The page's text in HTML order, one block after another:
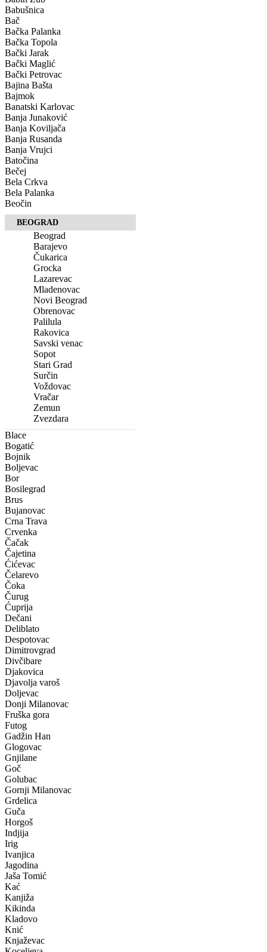
Babušnica
Bač
Bačka Palanka
Bačka Topola
Bački Jarak
Bački Maglić
Bački Petrovac
Bajina Bašta
Bajmok
Banatski Karlovac
Banja Junaković
Banja Koviljača
Banja Rusanda
Banja Vrujci
Batočina
Bečej
Bela Crkva
Bela Palanka
Beočin
BEOGRAD
Beograd
Barajevo
Čukarica
Grocka
Lazarevac
Mladenovac
Novi Beograd
Obrenovac
Palilula
Rakovica
Savski venac
Sopot
Stari Grad
Surčin
Voždovac
Vračar
Zemun
Zvezdara
Blace
Bogatić
Bojnik
Boljevac
Bor
Bosilegrad
Brus
Bujanovac
Crna Trava
Crvenka
Čačak
Čajetina
Ćićevac
Čelarevo
Čoka
Čurug
Ćuprija
Dečani
Deliblato
Despotovac
Dimitrovgrad
Divčibare
Djakovica
Djavolja varoš
Doljevac
Donji Milanovac
Fruška gora
Futog
Gadžin Han
Glogovac
Gnjilane
Goč
Golubac
Gornji Milanovac
Grdelica
Guča
Horgoš
Indjija
Irig
Ivanjica
Jagodina
Jaša Tomić
Kać
Kanjiža
Kikinda
Kladovo
Knić
Knjaževac